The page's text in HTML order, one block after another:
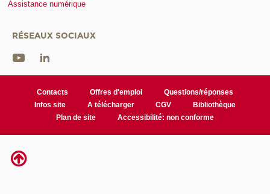
Assistance numérique
RÉSEAUX SOCIAUX
Contacts Offres d'emploi
Questions/réponses
Infos site
A télécharger CGV
Bibliothèque
Plan de site
Accessibilité: non conforme